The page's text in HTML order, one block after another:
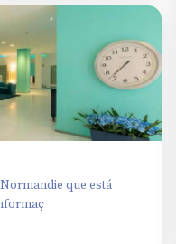
que está